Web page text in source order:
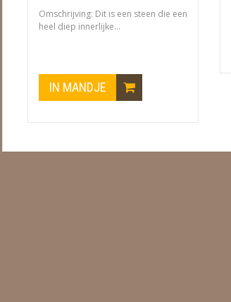
Omschrijving: Dit is een steen die een
heel diep innerlijke...
IN MANDJE